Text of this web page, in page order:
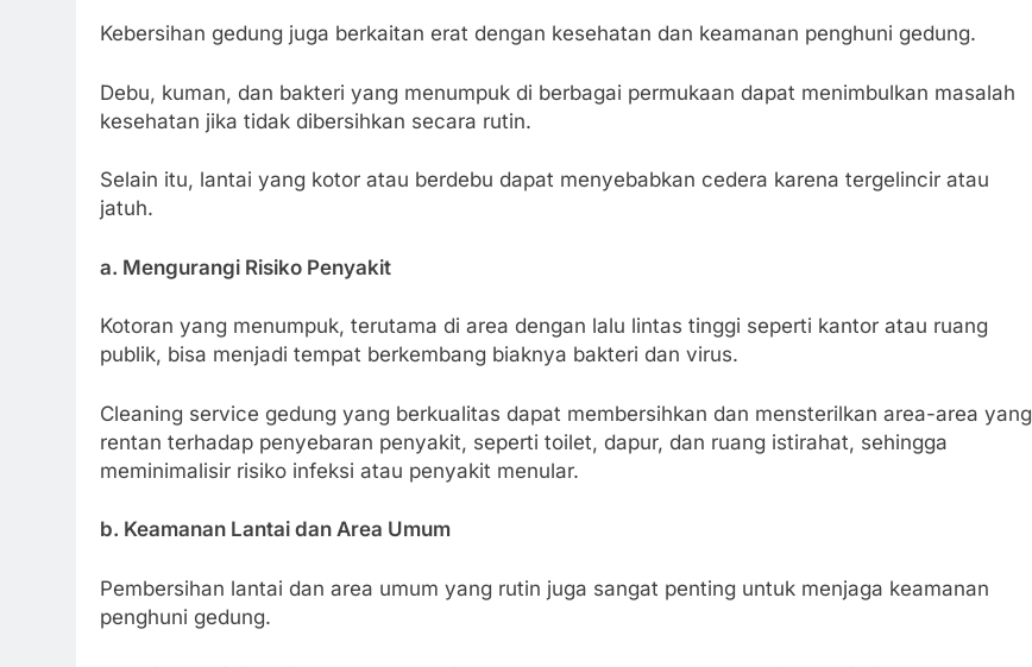
Kebersihan gedung juga berkaitan erat dengan kesehatan dan keamanan penghuni gedung.
Debu, kuman, dan bakteri yang menumpuk di berbagai permukaan dapat menimbulkan masalah
kesehatan jika tidak dibersihkan secara rutin.
Selain itu, lantai yang kotor atau berdebu dapat menyebabkan cedera karena tergelincir atau
jatuh.
a. Mengurangi Risiko Penyakit
Kotoran yang menumpuk, terutama di area dengan lalu lintas tinggi seperti kantor atau ruang
publik, bisa menjadi tempat berkembang biaknya bakteri dan virus.
Cleaning service gedung yang berkualitas dapat membersihkan dan mensterilkan area-area yang
rentan terhadap penyebaran penyakit, seperti toilet, dapur, dan ruang istirahat, sehingga
meminimalisir risiko infeksi atau penyakit menular.
b. Keamanan Lantai dan Area Umum
Pembersihan lantai dan area umum yang rutin juga sangat penting untuk menjaga keamanan
penghuni gedung.